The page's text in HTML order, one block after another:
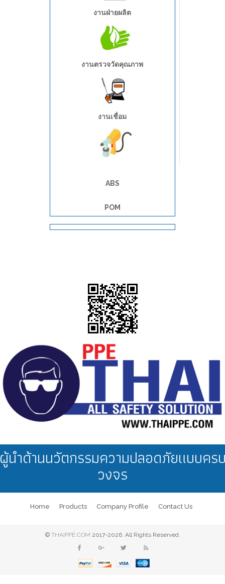
อุตสาหกรรมการเกษตร
อุตสาหกรรมอาหาร
อุตสาหกรรมอะไหล่/เครื่องกล
งานฝ่ายผลิต
งานตรวจวัดคุณภาพ
งานเชื่อม
งานซ่อมบำรุง
งานคลังสินค้า
ABS
POM
นำด้านนวัตกรรมความปลอดภัยแบบคร
วงจร
Home Products Company Profile Contact Us
© THAIPPE.COM 2017-2026. All Rights Reserved.